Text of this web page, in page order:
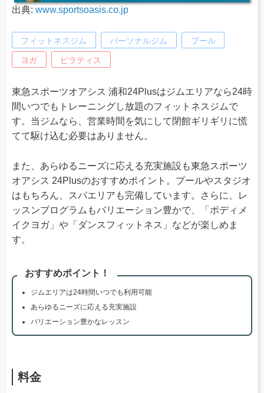
出典: www.sportsoasis.co.jp
フィットネスジム パーソナルジム プール
ヨガ ピラティス
東急スポーツオアシス 浦和24Plusはジムエリアなら24時
間いつでもトレーニングし放題のフィットネスジムで
す。当ジムなら、営業時間を気にして閉館ギリギリに慌
てて駆け込む必要はありません。
また、あらゆるニーズに応える充実施設も東急スポーツ
オアシス 24Plusのおすすめポイント。プールやスタジオ
はもちろん、スパエリアも完備しています。さらに、レ
ッスンプログラムもバリエーション豊かで、「ボディメ
イクヨガ」や「ダンスフィットネス」などが楽しめま
す。
おすすめポイント！
ジムエリアは24時間いつでも利用可能
あらゆるニーズに応える充実施設
バリエーション豊かなレッスン
料金